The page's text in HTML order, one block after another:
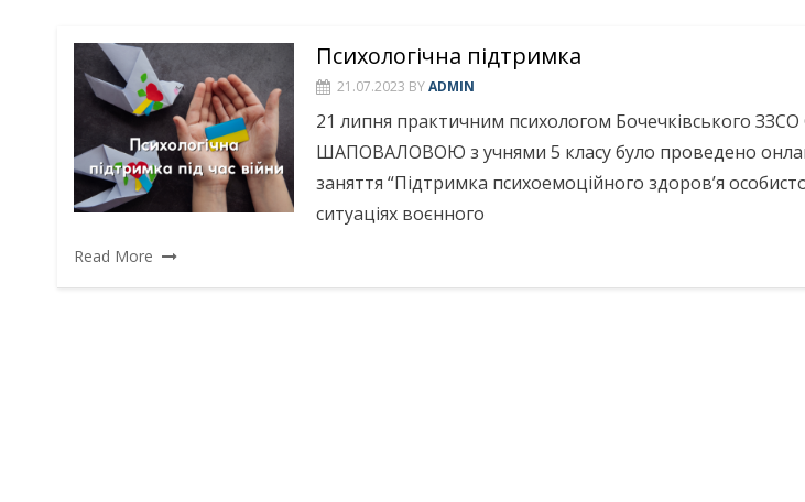
Психологічна підтримка
21.07.2023 BYADMIN
21 липня практичним психологом Бочечківського
ШАПОВАЛОВОЮ з учнями 5 класу було проведено
заняття “Підтримка психоемоційного здоров’я
ситуаціях воєнного
Read More